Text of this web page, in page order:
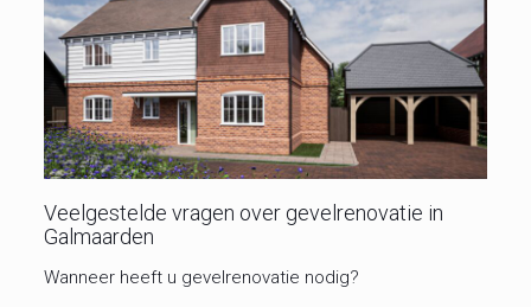
Veelgestelde vragen over gevelrenovatie in
Galmaarden
Wanneer heeft u gevelrenovatie nodig?